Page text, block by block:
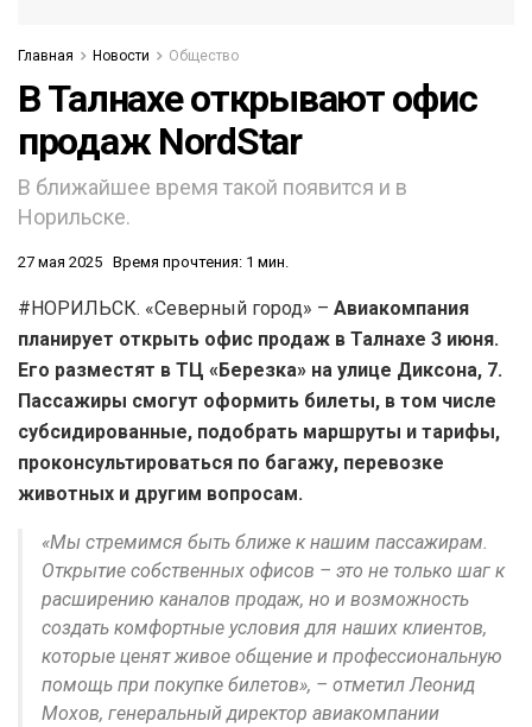
Главная Новости Общество
В Талнахе открывают офис
продаж NordStar
В ближайшее время такой появится и в
Норильске.
27 мая 2025 Время прочтения: 1 мин.
#НОРИЛЬСК. «Северный город» – Авиакомпания
планирует открыть офис продаж в Талнахе 3 июня.
Его разместят в ТЦ «Березка» на улице Диксона, 7.
Пассажиры смогут оформить билеты, в том числе
субсидированные, подобрать маршруты и тарифы,
проконсультироваться по багажу, перевозке
животных и другим вопросам.
«Мы стремимся быть ближе к нашим пассажирам.
Открытие собственных офисов – это не только шаг к
расширению каналов продаж, но и возможность
создать комфортные условия для наших клиентов,
которые ценят живое общение и профессиональную
помощь при покупке билетов», – отметил Леонид
Мохов, генеральный директор авиакомпании